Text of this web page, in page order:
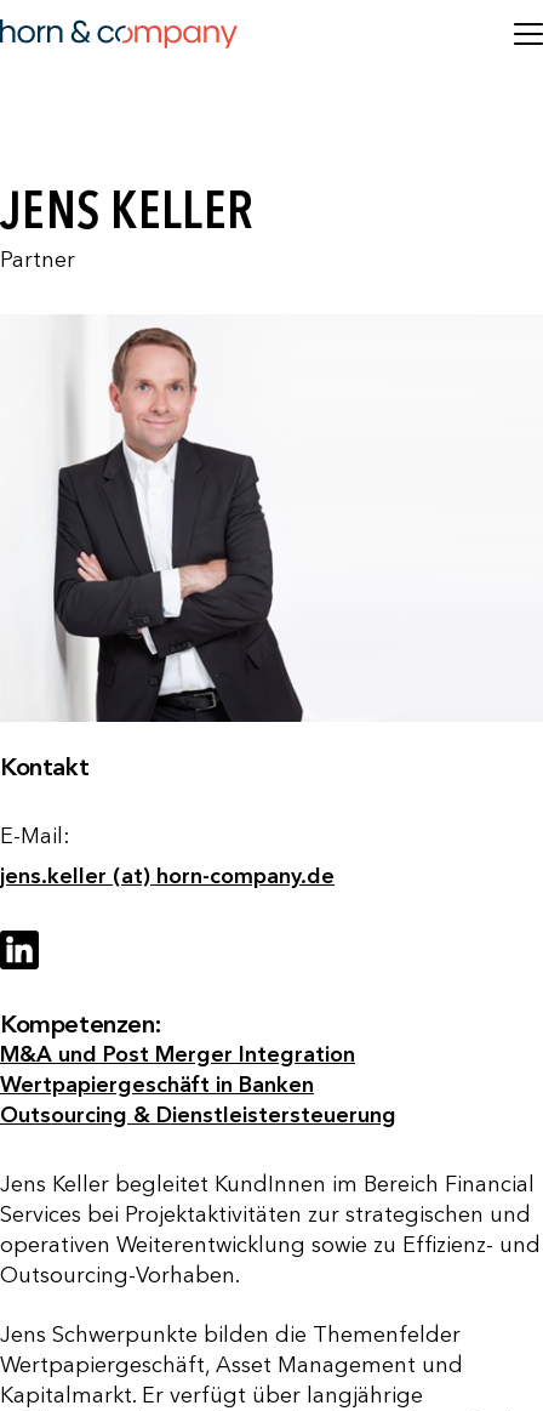
JENS KELLER
Partner
Kontakt
E-Mail:
jens.keller (at) horn-company.de
Kompetenzen:
M&A und Post Merger Integration
Wertpapiergeschäft in Banken
Outsourcing & Dienstleistersteuerung
Jens Keller begleitet KundInnen im Bereich Financial
Services bei Projektaktivitäten zur strategischen und
operativen Weiterentwicklung sowie zu Effizienz- und
Outsourcing-Vorhaben.
Jens Schwerpunkte bilden die Themenfelder
Wertpapiergeschäft, Asset Management und
Kapitalmarkt. Er verfügt über langjährige